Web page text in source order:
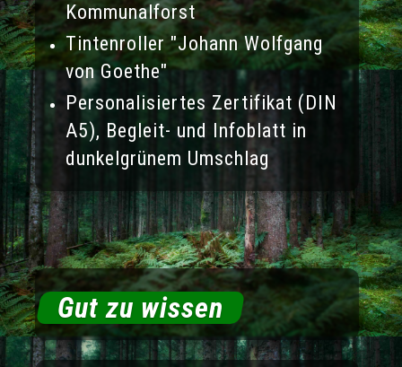
Kommunalforst
Tintenroller "Johann Wolfgang
von Goethe"
Personalisiertes Zertifikat (DIN
A5), Begleit- und Infoblatt in
dunkelgrünem Umschlag
Gut zu wissen